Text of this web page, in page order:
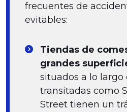
frecuentes de
evitables:
Tiendas de
grandes
situados a lo largo
transitadas como
Street tienen un